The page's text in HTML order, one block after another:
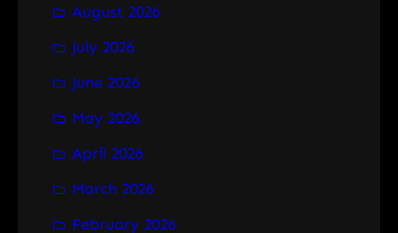
c
h
August 2026
July 2026
June 2026
May 2026
April 2026
March 2026
February 2026